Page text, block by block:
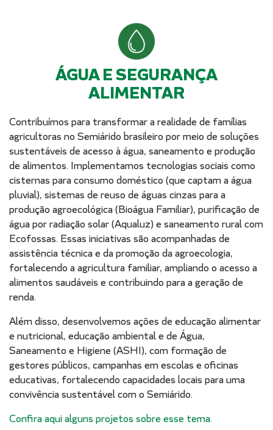
ÁGUA E SEGURANÇA
ALIMENTAR
Contribuímos para transformar a realidade de famílias
agricultoras no Semiárido brasileiro por meio de soluções
sustentáveis de acesso à água, saneamento e produção
de alimentos. Implementamos tecnologias sociais como
cisternas para consumo doméstico (que captam a água
pluvial), sistemas de reuso de águas cinzas para a
produção agroecológica (Bioágua Familiar), purificação de
água por radiação solar (Aqualuz) e saneamento rural com
Ecofossas. Essas iniciativas são acompanhadas de
assistência técnica e da promoção da agroecologia,
fortalecendo a agricultura familiar, ampliando o acesso a
alimentos saudáveis e contribuindo para a geração de
renda.
Além disso, desenvolvemos ações de educação alimentar
e nutricional, educação ambiental e de Água,
Saneamento e Higiene (ASHI), com formação de
gestores públicos, campanhas em escolas e oficinas
educativas, fortalecendo capacidades locais para uma
convivência sustentável com o Semiárido.
Confira aqui alguns projetos sobre esse tema.